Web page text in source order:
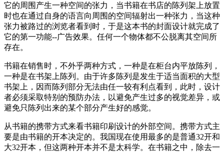
它的周围产生一种空间的张力，当书籍在书店的陈列架上放置
时也在通过自身的语言向周围的空间辐射出一种张力，当这种
张力被路过的浏览者看到时，于是这本书的封面设计就完成了
它的第一功能--广告效果。任何一个物体都不公脱离其空间所
存在。
书籍在销售时，不外乎两种方式，一种是在柜台内平放陈列，
一种是在书架上陈列。由于许多陈列是发生于适当面积的大型
书架上，因而陈列部分无法由任一较有利点看到，此时，设计
者必须采取特别的预防办法，以避免产生过多的视觉差异，或
避免只陈列出来的某个部分产生好的感觉。
从书籍的携带方式来看书籍印刷设计的外部空间。携带方式主
要是由书籍的开本决定的。我国现在使用最多的是普通32开和
大32开本，但这两种开本并不是太科学。在书籍之中，除去一